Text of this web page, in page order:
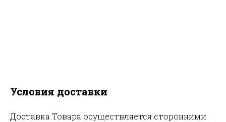
Условия доставки
Доставка Товара осуществляется сторонними